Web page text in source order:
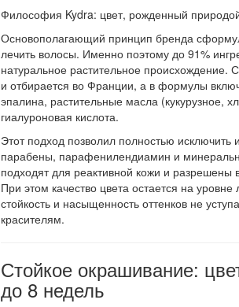
Философия Kydra: цвет, рожденный
Основополагающий принцип бренда
лечить волосы. Именно поэтому до 91%
натуральное растительное происхождение.
и отбирается во Франции, а в формулы
эпалина, растительные масла (кукурузное,
гиалуроновая кислота.
Этот подход позволил полностью исключить
парабены, парафенилендиамин и
подходят для реактивной кожи и
При этом качество цвета остается на
стойкость и насыщенность оттенков не
красителям.
Стойкое окрашивание:
до 8 недель